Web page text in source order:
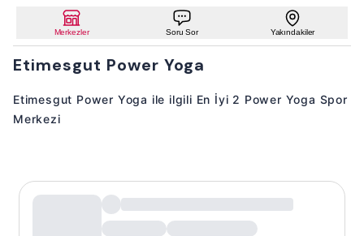
Merkezler Soru Sor Yakındakiler
Etimesgut Power Yoga
Etimesgut Power Yoga ile ilgili En İyi 2 Power Yoga Spor
Merkezi